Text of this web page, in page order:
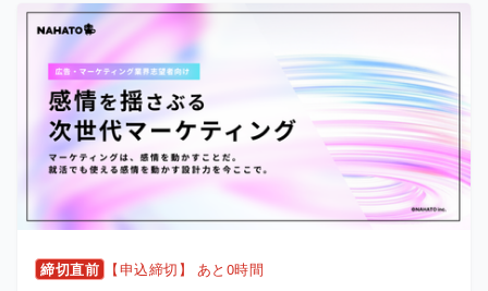
締切直前 【申込締切】 あと0時間